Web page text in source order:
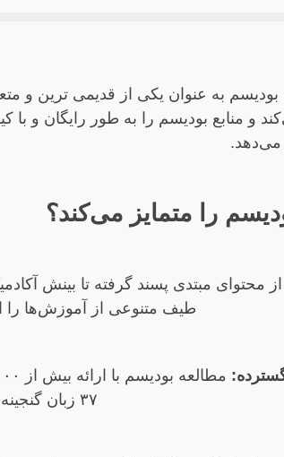
به عنوان یکی از قدیمی ترین و
و منابع بودیسم را به طور رایگان و با
می‌دهد.
را متمایز می‌کند؟
از محتوای مبتدی پسند گرفته تا بینش
طیف متنوعی از آموزش‌ها را
۳۷ زبان گنجینه‌ دانش است.